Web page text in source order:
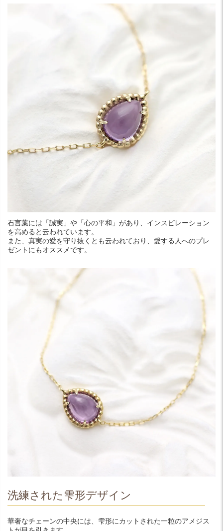
石言葉には「誠実」や「心の平和」があり、インスピレーション
を高めると云われています。
また、真実の愛を守り抜くとも云われており、愛する人へのプレ
ゼントにもオススメです。
洗練された雫形デザイン
華奢なチェーンの中央には、雫形にカットされた一粒のアメジス